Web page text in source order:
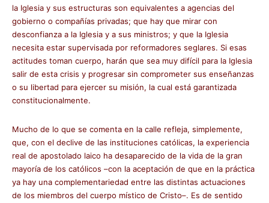
la Iglesia y sus estructuras son equivalentes a agencias del
gobierno o compañías privadas; que hay que mirar con
desconfianza a la Iglesia y a sus ministros; y que la Iglesia
necesita estar supervisada por reformadores seglares. Si esas
actitudes toman cuerpo, harán que sea muy difícil para la Iglesia
salir de esta crisis y progresar sin comprometer sus enseñanzas
o su libertad para ejercer su misión, la cual está garantizada
constitucionalmente.
Mucho de lo que se comenta en la calle refleja, simplemente,
que, con el declive de las instituciones católicas, la experiencia
real de apostolado laico ha desaparecido de la vida de la gran
mayoría de los católicos –con la aceptación de que en la práctica
ya hay una complementariedad entre las distintas actuaciones
de los miembros del cuerpo místico de Cristo–. Es de sentido